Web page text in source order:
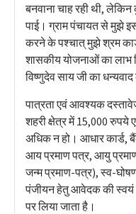
बनवाना चाह रही थी,
पाई। ग्राम पंचायत से मुझे
करने के पश्चात् मुझे श्रम
शासकीय योजनाओं का लाभ
विष्णुदेव साय जी का
पात्रता एवं आवश्यक
शहरी क्षेत्र में 15,000 रुपये
अधिक न हो। आधार कार्ड,
आय प्रमाण पत्र, आयु
जन्म प्रमाण-पत्र), स्व-
पंजीयन हेतु आवेदक की स्वयं
पर लिया जाता है।